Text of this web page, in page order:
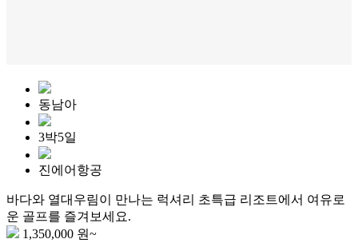
동남아
3박5일
진에어항공
바다와 열대우림이 만나는 럭셔리 초특급 리조트에서 여유로
운 골프를 즐겨보세요.
1,350,000 원~